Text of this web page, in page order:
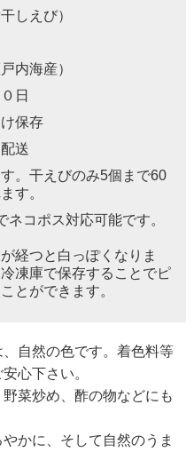
しえび）
内海産）
日
保存
送
。干えびのみ5個まで60
す。
ネコポス対応可能です。
経つと白っぽくなりま
凍庫で保存することでピ
とができます。
自然の色です。着色料等
心下さい。
菜炒め、酢の物などにも
かに、そして自然のうま